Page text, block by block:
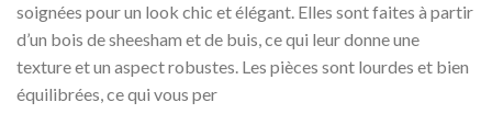
soignées pour un look chic et élégant. Elles sont faites à partir
d’un bois de sheesham et de buis, ce qui leur donne une
texture et un aspect robustes. Les pièces sont lourdes et bien
équilibrées, ce qui vous per